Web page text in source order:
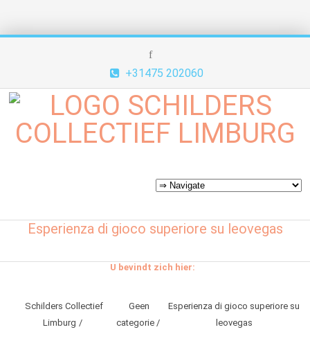
+31475 202060
Esperienza di gioco superiore su leovegas
U bevindt zich hier:
Schilders Collectief
Limburg
Geen
categorie
Esperienza di gioco superiore su
leovegas